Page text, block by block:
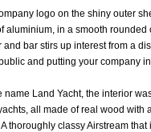
logo on the shiny outer
aluminium, in a smooth rounded
and bar stirs up interest from a
and putting your company
name Land Yacht, the interior
all made of real wood with
thoroughly classy Airstream that